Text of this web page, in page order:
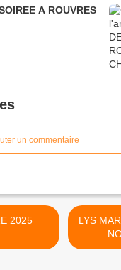
A ROUVRES
un commentaire
2025
LYS